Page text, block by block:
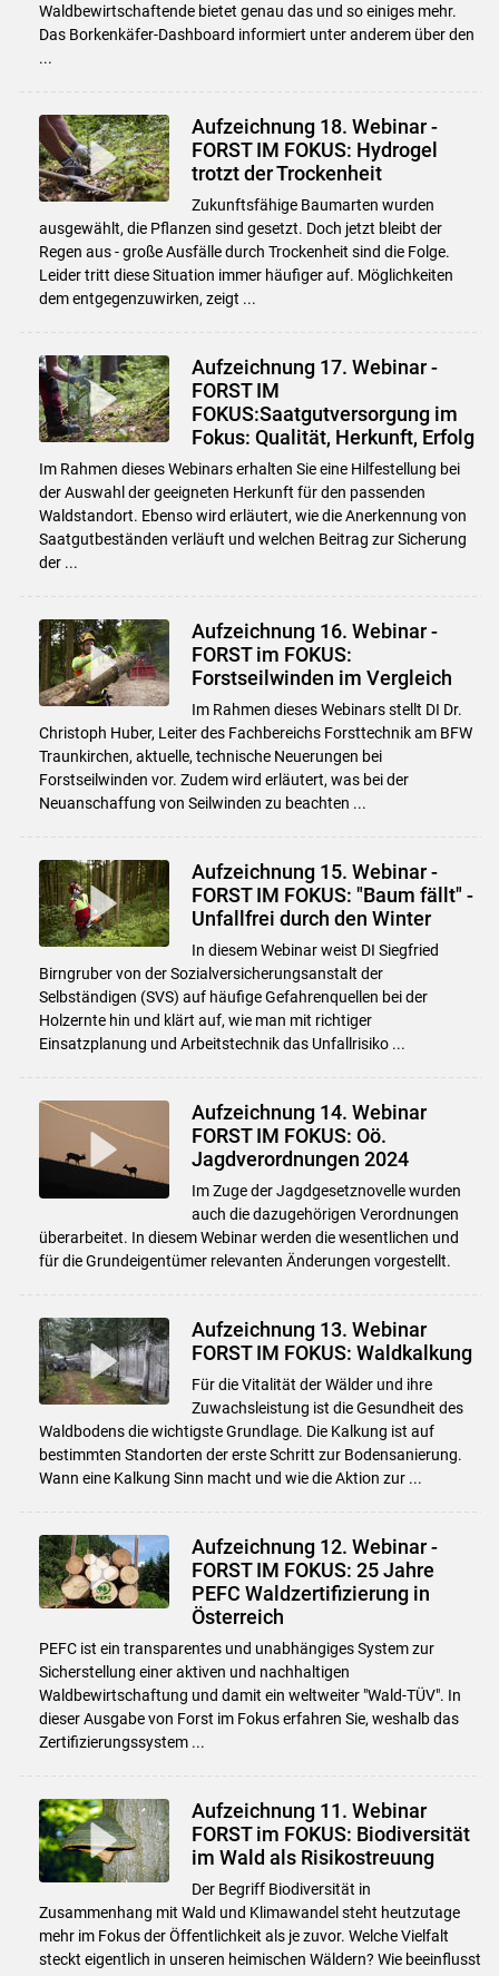
Waldbewirtschaftende bietet genau das und so einiges mehr.
Das Borkenkäfer-Dashboard informiert unter anderem über den
...
Aufzeichnung 18. Webinar -
FORST IM FOKUS: Hydrogel
trotzt der Trockenheit
Zukunftsfähige Baumarten wurden
ausgewählt, die Pflanzen sind gesetzt. Doch jetzt bleibt der
Regen aus - große Ausfälle durch Trockenheit sind die Folge.
Leider tritt diese Situation immer häufiger auf. Möglichkeiten
dem entgegenzuwirken, zeigt ...
Aufzeichnung 17. Webinar -
FORST IM
FOKUS:Saatgutversorgung im
Fokus: Qualität, Herkunft, Erfolg
Im Rahmen dieses Webinars erhalten Sie eine Hilfestellung bei
der Auswahl der geeigneten Herkunft für den passenden
Waldstandort. Ebenso wird erläutert, wie die Anerkennung von
Saatgutbeständen verläuft und welchen Beitrag zur Sicherung
der ...
Aufzeichnung 16. Webinar -
FORST im FOKUS:
Forstseilwinden im Vergleich
Im Rahmen dieses Webinars stellt DI Dr.
Christoph Huber, Leiter des Fachbereichs Forsttechnik am BFW
Traunkirchen, aktuelle, technische Neuerungen bei
Forstseilwinden vor. Zudem wird erläutert, was bei der
Neuanschaffung von Seilwinden zu beachten ...
Aufzeichnung 15. Webinar -
FORST IM FOKUS: "Baum fällt" -
Unfallfrei durch den Winter
In diesem Webinar weist DI Siegfried
Birngruber von der Sozialversicherungsanstalt der
Selbständigen (SVS) auf häufige Gefahrenquellen bei der
Holzernte hin und klärt auf, wie man mit richtiger
Einsatzplanung und Arbeitstechnik das Unfallrisiko ...
Aufzeichnung 14. Webinar
FORST IM FOKUS: Oö.
Jagdverordnungen 2024
Im Zuge der Jagdgesetznovelle wurden
auch die dazugehörigen Verordnungen
überarbeitet. In diesem Webinar werden die wesentlichen und
für die Grundeigentümer relevanten Änderungen vorgestellt.
Aufzeichnung 13. Webinar
FORST IM FOKUS: Waldkalkung
Für die Vitalität der Wälder und ihre
Zuwachsleistung ist die Gesundheit des
Waldbodens die wichtigste Grundlage. Die Kalkung ist auf
bestimmten Standorten der erste Schritt zur Bodensanierung.
Wann eine Kalkung Sinn macht und wie die Aktion zur ...
Aufzeichnung 12. Webinar -
FORST IM FOKUS: 25 Jahre
PEFC Waldzertifizierung in
Österreich
PEFC ist ein transparentes und unabhängiges System zur
Sicherstellung einer aktiven und nachhaltigen
Waldbewirtschaftung und damit ein weltweiter "Wald-TÜV". In
dieser Ausgabe von Forst im Fokus erfahren Sie, weshalb das
Zertifizierungssystem ...
Aufzeichnung 11. Webinar
FORST im FOKUS: Biodiversität
im Wald als Risikostreuung
Der Begriff Biodiversität in
Zusammenhang mit Wald und Klimawandel steht heutzutage
mehr im Fokus der Öffentlichkeit als je zuvor. Welche Vielfalt
steckt eigentlich in unseren heimischen Wäldern? Wie beeinflusst